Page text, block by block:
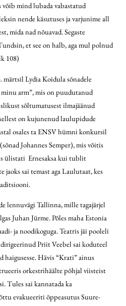
võib mind lubada vabastatud
nende käsutuses ja varjunime all
mida nad nõuavad. Segaste
et see on halb, aga mul polnud
108)
märtsil Lydia Koidula sõnadele
arm”, mis on puudutanud
sõltumatusest ilmajäänud
on kujunenud laulupidude
osales ta ENSV hümni konkursil
Johannes Semper), mis võitis
ülistati Ernesaksa kui tublit
jaoks sai temast aga Laulutaat, kes
lennuvägi Tallinna, mille tagajärjel
Juhan Jürme. Põles maha Estonia
ja noodikoguga. Teatris jäi pooleli
Priit Veebel sai koduteel
haigusesse. Hävis “Krati” ainus
orkestrihäälte põhjal viisteist
Tules sai kannatada ka
evakueeriti õppeasutus Suure-